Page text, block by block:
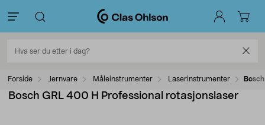
Forside Jernvare Måleinstrumenter Laserinstrumenter
Bosch GRL 400 H Professional rotasjonslaser